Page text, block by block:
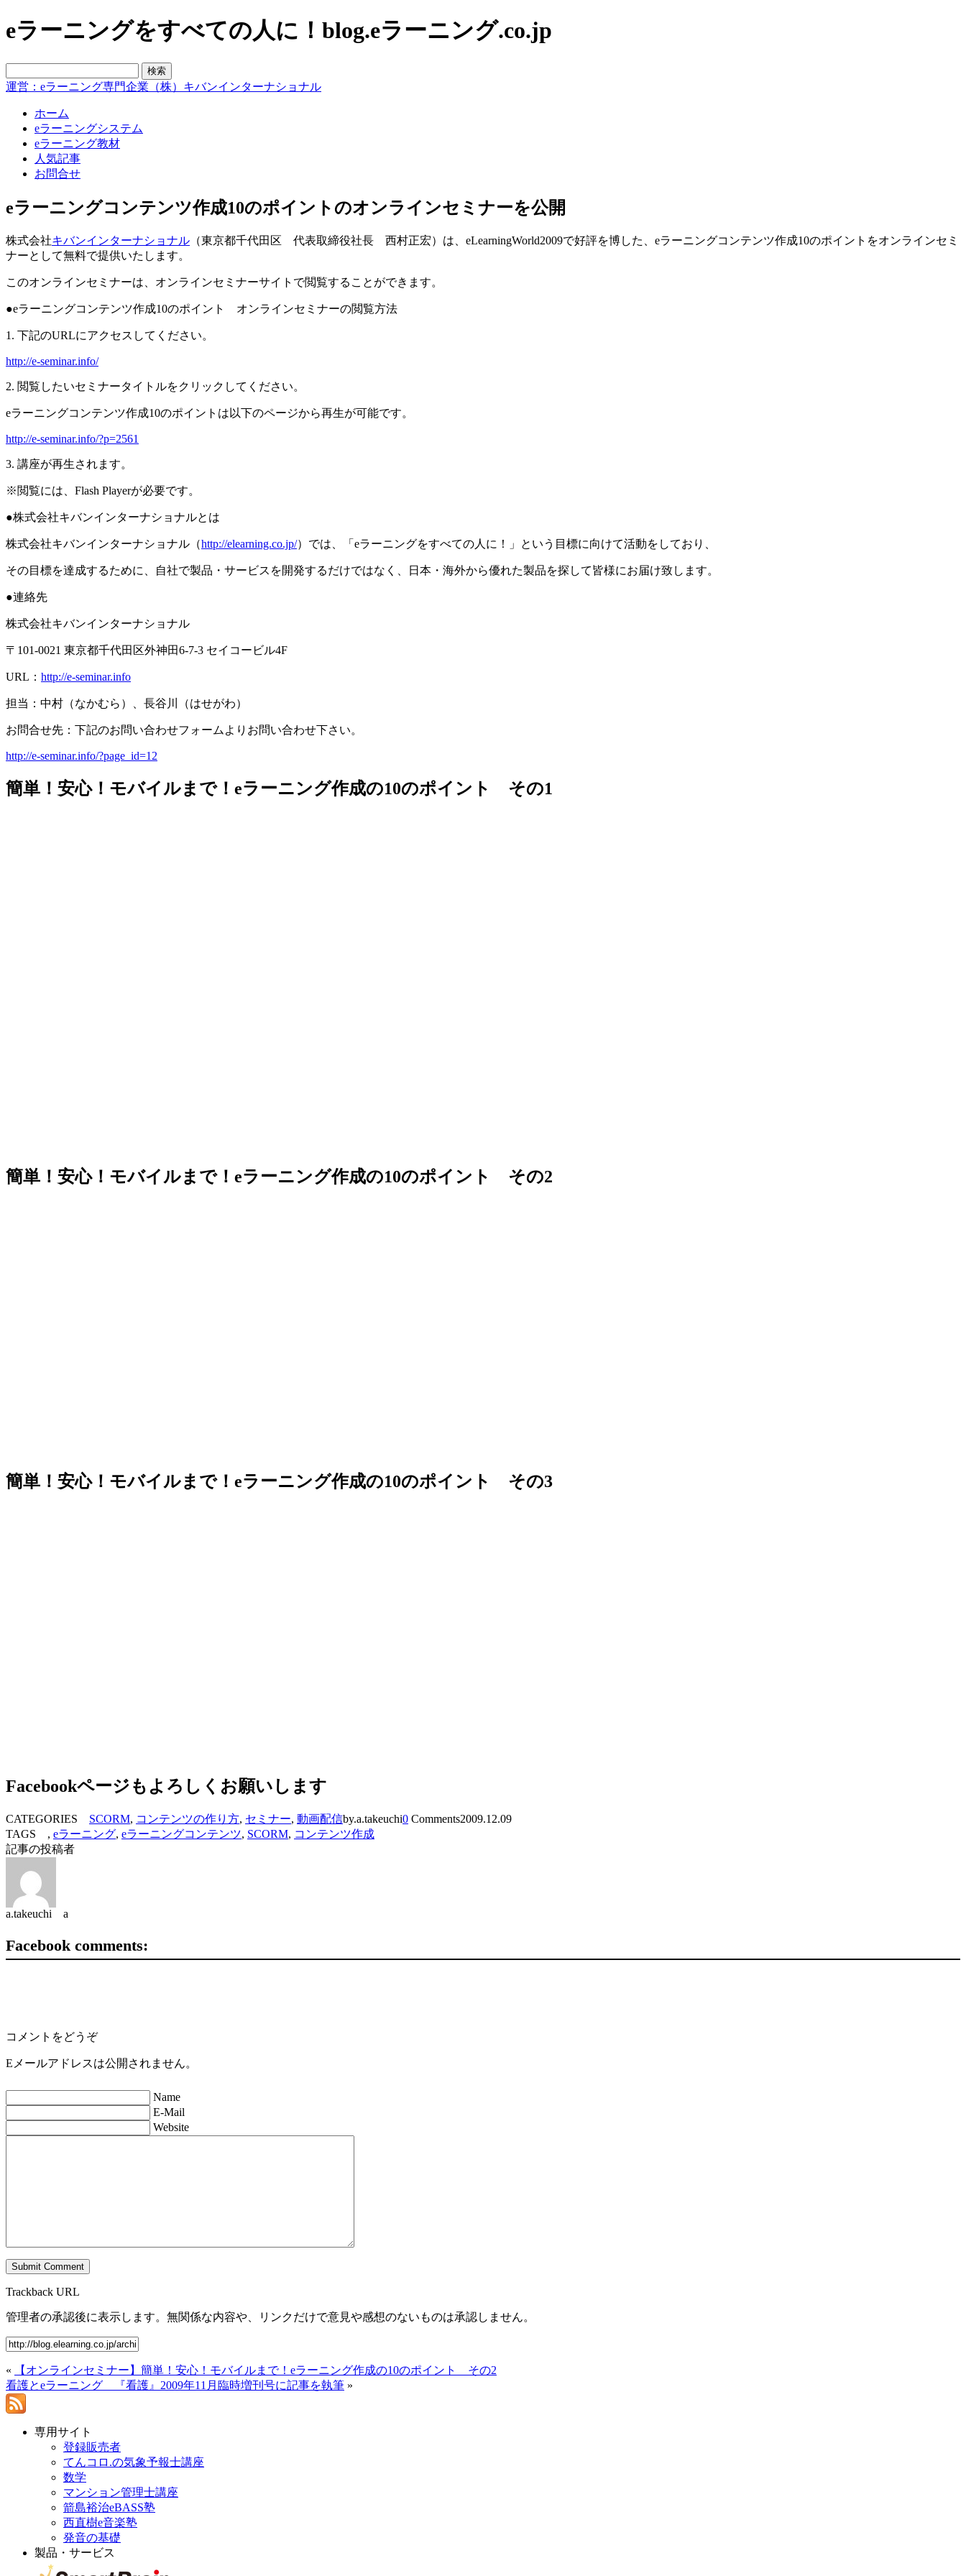
eラーニングをすべての人に！blog.eラーニング.co.jp
運営：eラーニング専門企業（株）キバンインターナショナル
ホーム
eラーニングシステム
eラーニング教材
人気記事
お問合せ
eラーニングコンテンツ作成10のポイントのオンラインセミナーを公開
株式会社キバンインターナショナル （東京都千代田区 代表取締役社長 西村正宏）は、eLearningWorld2009で好評を博した、eラーニングコンテンツ作成10のポイントをオンラインセミ
ナーとして無料で提供いたします。
このオンラインセミナーは、オンラインセミナーサイトで閲覧することができます。
●eラーニングコンテンツ作成10のポイント オンラインセミナーの閲覧方法
1. 下記のURLにアクセスしてください。
http://e-seminar.info/
2. 閲覧したいセミナータイトルをクリックしてください。
eラーニングコンテンツ作成10のポイントは以下のページから再生が可能です。
http://e-seminar.info/?p=2561
3. 講座が再生されます。
※閲覧には、Flash Playerが必要です。
●株式会社キバンインターナショナルとは
株式会社キバンインターナショナル（http://elearning.co.jp/）では、「eラーニングをすべての人に！」という目標に向けて活動をしており、
その目標を達成するために、自社で製品・サービスを開発するだけではなく、日本・海外から優れた製品を探して皆様にお届け致します。
●連絡先
株式会社キバンインターナショナル
〒101-0021 東京都千代田区外神田6-7-3 セイコービル4F
URL： http://e-seminar.info
担当：中村（なかむら）、長谷川（はせがわ）
お問合せ先：下記のお問い合わせフォームよりお問い合わせ下さい。
http://e-seminar.info/?page_id=12
簡単！安心！モバイルまで！eラーニング作成の10のポイント その1
簡単！安心！モバイルまで！eラーニング作成の10のポイント その2
簡単！安心！モバイルまで！eラーニング作成の10のポイント その3
Facebookページもよろしくお願いします
CATEGORIES SCORM, コンテンツの作り方, セミナー, 動画配信by.a.takeuchi0 Comments2009.12.09
TAGS , eラーニング, eラーニングコンテンツ, SCORM, コンテンツ作成
記事の投稿者
a.takeuchi a
Facebook comments:
コメントをどうぞ
Eメールアドレスは公開されません。
Name
E-Mail
Website
Trackback URL
管理者の承認後に表示します。無関係な内容や、リンクだけで意見や感想のないものは承認しません。
«
【オンラインセミナー】簡単！安心！モバイルまで！eラーニング作成の10のポイント その2
看護とeラーニング 『看護』2009年11月臨時増刊号に記事を執筆 »
専用サイト
登録販売者
てんコロ.の気象予報士講座
数学
マンション管理士講座
箭島裕治eBASS塾
西直樹e音楽塾
発音の基礎
製品・サービス